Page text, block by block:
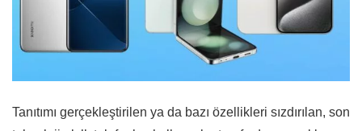
Tanıtımı gerçekleştirilen ya da bazı özellikleri sızdırılan, son